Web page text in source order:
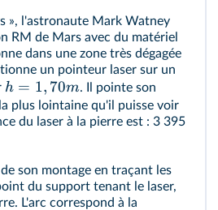
», l'astronaute Mark Watney
RM de Mars avec du matériel
dans une zone très dégagée
un pointeur laser sur un
h = 1, 70m. Il pointe son
plus lointaine qu'il puisse voir
du laser à la pierre est : 3 395
son montage en traçant les
du support tenant le laser,
L'arc correspond à la